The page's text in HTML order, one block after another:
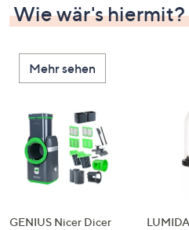
Wie wär's hiermit?
Mehr sehen
GENIUS Nicer Dicer